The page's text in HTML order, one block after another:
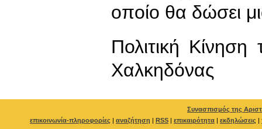
οποίο θα δώσει
Πολιτική
Χαλκηδόνας
Συνασπισμός της
επικοινωνία-πληροφορίες | αναζήτηση | RSS | επικαιρότητα | εκδηλώσεις |